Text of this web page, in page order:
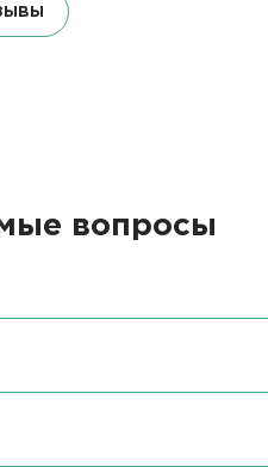
вопросы